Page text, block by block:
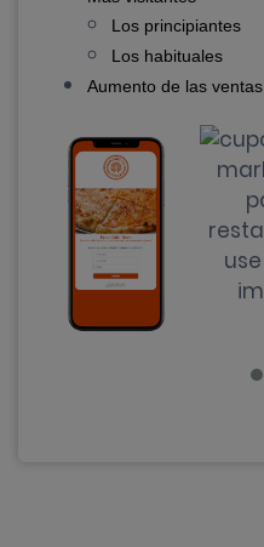
Los principiantes
Los habituales
Aumento de las ventas